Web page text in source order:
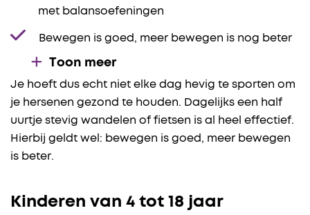
met balansoefeningen
Bewegen is goed, meer bewegen is nog beter
Toon meer
Je hoeft dus echt niet elke dag hevig te sporten om
je hersenen gezond te houden. Dagelijks een half
uurtje stevig wandelen of fietsen is al heel effectief.
Hierbij geldt wel: bewegen is goed, meer bewegen
is beter.
Kinderen van 4 tot 18 jaar